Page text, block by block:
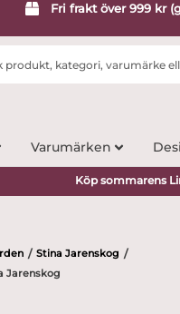
Fri frakt över 999 kr
Varumärken
Köp sommarens
/ Stina Jarenskog /
Jarenskog